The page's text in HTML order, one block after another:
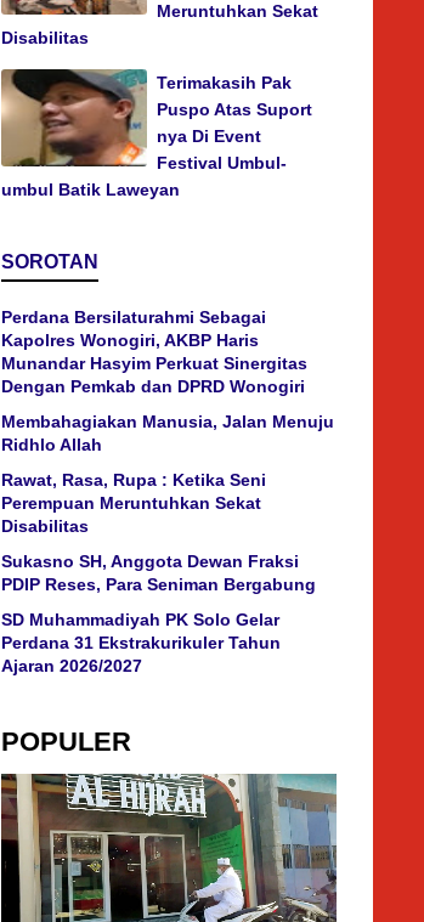
Meruntuhkan Sekat
Disabilitas
Terimakasih Pak
Puspo Atas Suport
nya Di Event
Festival Umbul-
umbul Batik Laweyan
SOROTAN
Perdana Bersilaturahmi Sebagai
Kapolres Wonogiri, AKBP Haris
Munandar Hasyim Perkuat Sinergitas
Dengan Pemkab dan DPRD Wonogiri
Membahagiakan Manusia, Jalan Menuju
Ridhlo Allah
Rawat, Rasa, Rupa : Ketika Seni
Perempuan Meruntuhkan Sekat
Disabilitas
Sukasno SH, Anggota Dewan Fraksi
PDIP Reses, Para Seniman Bergabung
SD Muhammadiyah PK Solo Gelar
Perdana 31 Ekstrakurikuler Tahun
Ajaran 2026/2027
POPULER